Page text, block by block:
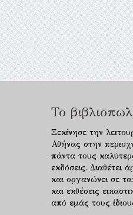
Το
Ξεκίνησε την
Αθήνας στην
πάντα τους
εκδόσεις. Διαθέτει
και οργανώνει σε
και εκθέσεις
από εμάς τους